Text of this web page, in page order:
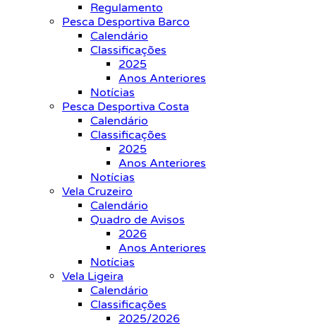
Regulamento
Pesca Desportiva Barco
Calendário
Classificações
2025
Anos Anteriores
Notícias
Pesca Desportiva Costa
Calendário
Classificações
2025
Anos Anteriores
Notícias
Vela Cruzeiro
Calendário
Quadro de Avisos
2026
Anos Anteriores
Notícias
Vela Ligeira
Calendário
Classificações
2025/2026